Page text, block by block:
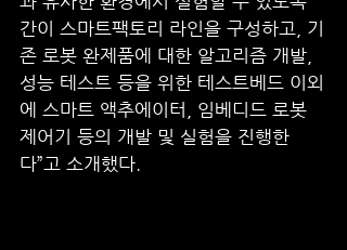
간이 스마트팩토리 라인을 구성하고, 기
존 로봇 완제품에 대한 알고리즘 개발,
성능 테스트 등을 위한 테스트베드 이외
에 스마트 액추에이터, 임베디드 로봇
제어기 등의 개발 및 실험을 진행한
다”고 소개했다.